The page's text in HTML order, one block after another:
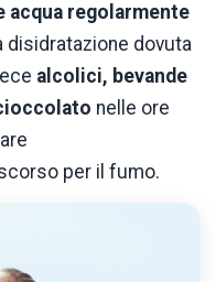
acqua regolarmente
disidratazione dovuta
alcolici, bevande
nelle ore
per il fumo.